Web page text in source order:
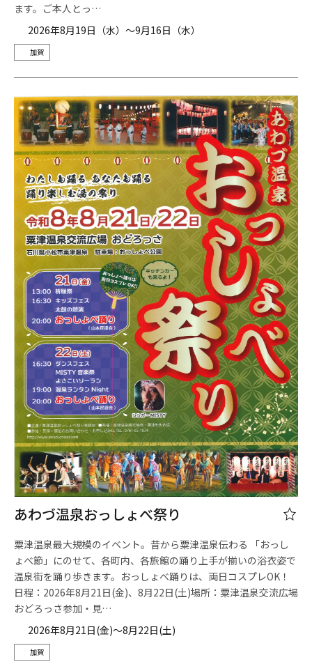
ます。ご本人とっ…
2026年8月19日（水）～9月16日（水）
加賀
あわづ温泉おっしょべ祭り
粟津温泉最大規模のイベント。昔から粟津温泉伝わる 「おっし
ょべ節」にのせて、各町内、各旅館の踊り上手が揃いの浴衣姿で
温泉街を踊り歩きます。おっしょべ踊りは、両日コスプレOK！
日程：2026年8月21日(金)、8月22日(土)場所：粟津温泉交流広場
おどろっさ参加・見…
2026年8月21日(金)～8月22日(土)
加賀